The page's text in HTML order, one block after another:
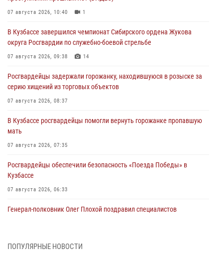
07 августа 2026, 10:40 1
В Кузбассе завершился чемпионат Сибирского ордена Жукова
округа Росгвардии по служебно-боевой стрельбе
07 августа 2026, 09:38 14
Росгвардейцы задержали горожанку, находившуюся в розыске за
серию хищений из торговых объектов
07 августа 2026, 08:37
В Кузбассе росгвардейцы помогли вернуть горожанке пропавшую
мать
07 августа 2026, 07:35
Росгвардейцы обеспечили безопасность «Поезда Победы» в
Кузбассе
07 августа 2026, 06:33
Генерал-полковник Олег Плохой поздравил специалистов
07 августа 2026, 05:32
ПОПУЛЯРНЫЕ НОВОСТИ